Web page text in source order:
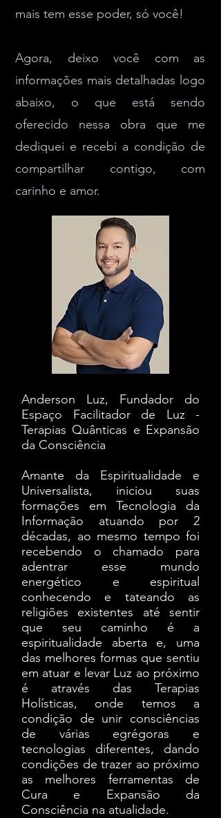
mais tem esse poder, só você!
Agora, deixo você com as
informações mais detalhadas logo
abaixo, o que está sendo
oferecido nessa obra que me
dediquei e recebi a condição de
compartilhar contigo, com
carinho e amor.
Anderson Luz, Fundador do
Espaço Facilitador de Luz -
Terapias Quânticas e Expansão
da Consciência
Amante da Espiritualidade e
Universalista, iniciou suas
formações em Tecnologia da
Informação atuando por 2
décadas, ao mesmo tempo foi
recebendo o chamado para
adentrar esse mundo
energético e espiritual
conhecendo e tateando as
religiões existentes até sentir
que seu caminho é a
espiritualidade aberta e, uma
das melhores formas que sentiu
em atuar e levar Luz ao próximo
é através das Terapias
Holísticas, onde temos a
condição de unir consciências
de várias egrégoras e
tecnologias diferentes, dando
condições de trazer ao próximo
as melhores ferramentas de
Cura e Expansão da
Consciência na atualidade.